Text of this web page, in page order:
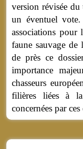
version révisée
un éventuel
associations pour
faune sauvage
de près ce
importance
chasseurs
filières liées à
concernées par